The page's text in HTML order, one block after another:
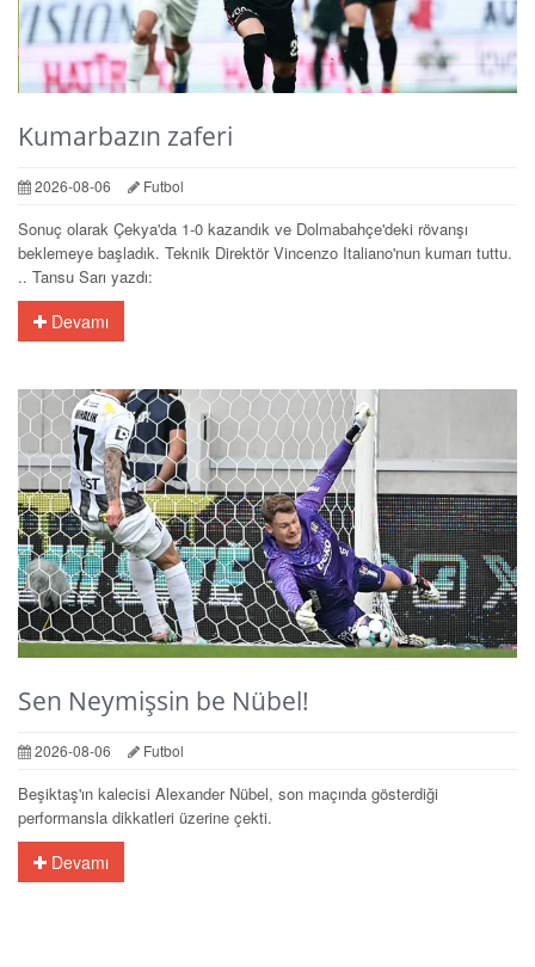
Kumarbazın zaferi
2026-08-06 Futbol
Sonuç olarak Çekya'da 1-0 kazandık ve Dolmabahçe'deki rövanşı
beklemeye başladık. Teknik Direktör Vincenzo Italiano'nun kumarı tuttu.
.. Tansu Sarı yazdı:
Devamı
Sen Neymişsin be Nübel!
2026-08-06 Futbol
Beşiktaş'ın kalecisi Alexander Nübel, son maçında gösterdiği
performansla dikkatleri üzerine çekti.
Devamı